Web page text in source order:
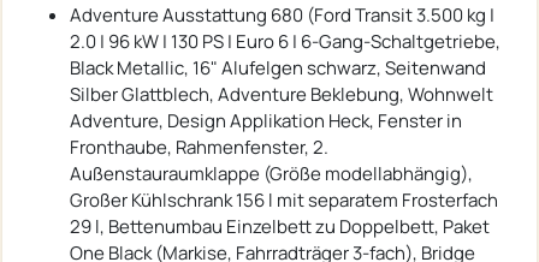
Adventure Ausstattung 680 (Ford Transit 3.500 kg |
2.0 | 96 kW | 130 PS | Euro 6 | 6-Gang-Schaltgetriebe,
Black Metallic, 16" Alufelgen schwarz, Seitenwand
Silber Glattblech, Adventure Beklebung, Wohnwelt
Adventure, Design Applikation Heck, Fenster in
Fronthaube, Rahmenfenster, 2.
Außenstauraumklappe (Größe modellabhängig),
Großer Kühlschrank 156 l mit separatem Frosterfach
29 l, Bettenumbau Einzelbett zu Doppelbett, Paket
One Black (Markise, Fahrradträger 3-fach), Bridge